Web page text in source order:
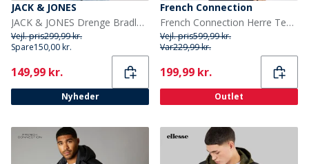
JACK & JONES
JACK & JONES Drenge Bradley Let Varmvest Sort
Vejl. pris299,99 kr.
Spare150,00 kr.
Current
149,99 kr.
Nyheder
French Connection
French Connection Herre Teknisk Overskjorte Marine
Vejl. pris599,99 kr.
Var229,99 kr.
Current
199,99 kr.
Outlet